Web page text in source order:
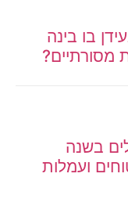
בו בינה
מסורתיים?
בשנה
ועמלות